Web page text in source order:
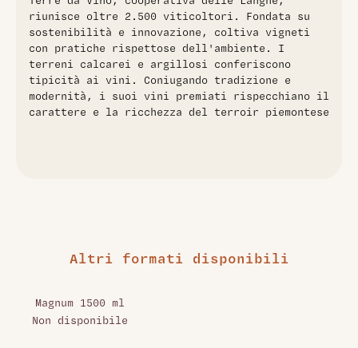
Barolo elegante e profondo, ideale per l'invecchiamento
riunisce oltre 2.500 viticoltori. Fondata su
sostenibilità e innovazione, coltiva vigneti
con pratiche rispettose dell'ambiente. I
terreni calcarei e argillosi conferiscono
tipicità ai vini. Coniugando tradizione e
modernità, i suoi vini premiati rispecchiano il
carattere e la ricchezza del terroir piemontese
Altri formati disponibili
Magnum 1500 ml
Non disponibile